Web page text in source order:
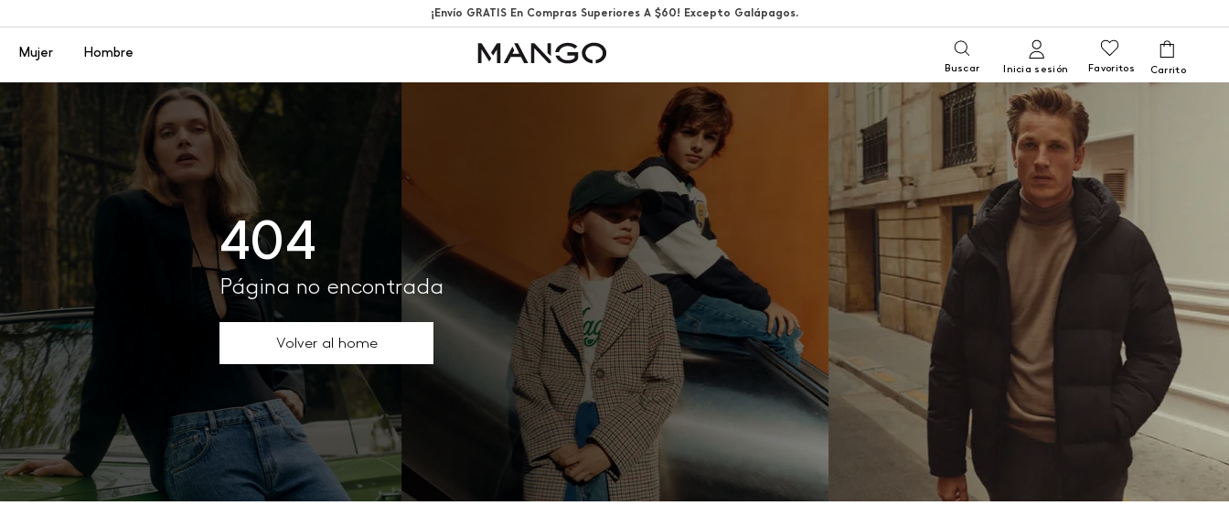
¡Envío GRATIS En Compras Superiores A $60! Excepto Galápagos.
Menú
Mujer Hombre
Buscar Inicia sesión Favoritos
404
Página no encontrada
Volver al home